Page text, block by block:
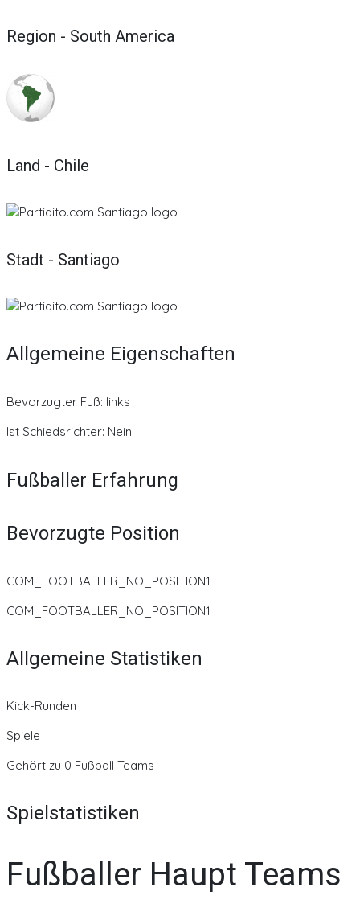
Region - South America
Land - Chile
Stadt - Santiago
Allgemeine Eigenschaften
Bevorzugter Fuß: links
Ist Schiedsrichter: Nein
Fußballer Erfahrung
Bevorzugte Position
COM_FOOTBALLER_NO_POSITION1
COM_FOOTBALLER_NO_POSITION1
Allgemeine Statistiken
Kick-Runden
Spiele
Gehört zu 0 Fußball Teams
Spielstatistiken
Fußballer Haupt Teams